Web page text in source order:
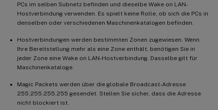
PCs im selben Subnetz befinden und dieselbe Wake on LAN-
Hostverbindung verwenden. Es spielt keine Rolle, ob sich die PCs in
denselben oder verschiedenen Maschinenkatalogen befinden.
Hostverbindungen werden bestimmten Zonen zugewiesen. Wenn
Ihre Bereitstellung mehr als eine Zone enthält, benötigen Sie in
jeder Zone eine Wake on LAN-Hostverbindung. Dasselbe gilt für
Maschinenkataloge.
Magic Packets werden über die globale Broadcast-Adresse
255.255.255.255 gesendet. Stellen Sie sicher, dass die Adresse
nicht blockiert ist.